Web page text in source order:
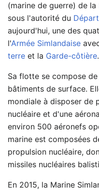
(marine de guerre) de la
sous l'autorité du
aujourd'hui, une des
l'Armée Simlandaise
terre et la Garde-côtière.
Sa flotte se compose
bâtiments de surface.
mondiale à disposer de
nucléaire et d'une
environ 500 aéronefs
marine est composées
propulsion nucléaire,
missiles nucléaires
En 2015, la Marine